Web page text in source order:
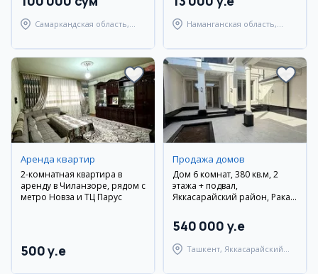
Самаркандская область,
Наманганская область,
Аренда квартир
2-комнатная квартира в
аренду в Чиланзоре, рядом с
метро Новза и ТЦ Парус
500 y.e
Продажа домов
Дом 6 комнат, 380 кв.м, 2
этажа + подвал,
Яккасарайский район, Ракат
540 000 y.e
Ташкент, Яккасарайский